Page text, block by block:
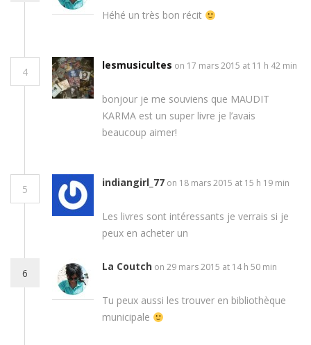
Héhé un très bon récit
4
lesmusicultes on 17 mars 2015 at 11 h 42 min
bonjour je me souviens que MAUDIT
KARMA est un super livre je l’avais
beaucoup aimer!
5
indiangirl_77 on 18 mars 2015 at 15 h 19 min
Les livres sont intéressants je verrais si je
peux en acheter un
6
La Coutch on 29 mars 2015 at 14 h 50 min
Tu peux aussi les trouver en bibliothèque
municipale